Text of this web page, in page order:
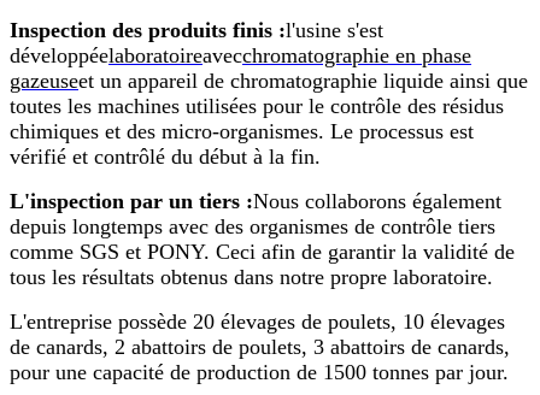
Inspection des produits finis :l'usine s'est
développéelaboratoireavecchromatographie en phase
gazeuseet un appareil de chromatographie liquide ainsi que
toutes les machines utilisées pour le contrôle des résidus
chimiques et des micro-organismes. Le processus est
vérifié et contrôlé du début à la fin.
L'inspection par un tiers :Nous collaborons également
depuis longtemps avec des organismes de contrôle tiers
comme SGS et PONY. Ceci afin de garantir la validité de
tous les résultats obtenus dans notre propre laboratoire.
L'entreprise possède 20 élevages de poulets, 10 élevages
de canards, 2 abattoirs de poulets, 3 abattoirs de canards,
pour une capacité de production de 1500 tonnes par jour.